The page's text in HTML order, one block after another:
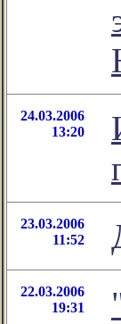
24.03.2006
13:20
23.03.2006
11:52
22.03.2006
19:31